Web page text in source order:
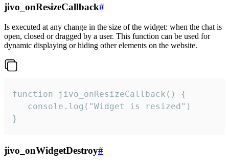
jivo_onResizeCallback#
Is executed at any change in the size of the widget: when the chat is
open, closed or dragged by a user. This function can be used for
dynamic displaying or hiding other elements on the website.
function jivo_onResizeCallback() {
   console.log("Widget is resized")
}
jivo_onWidgetDestroy#